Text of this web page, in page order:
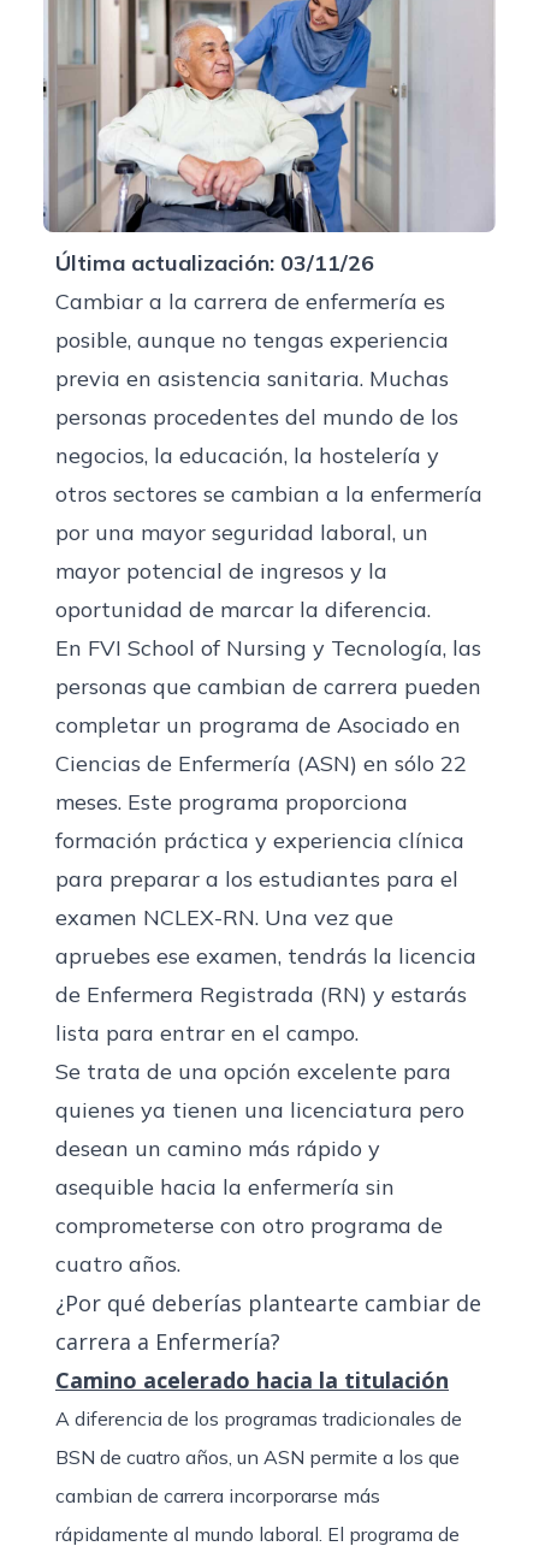
Última actualización: 03/11/26
Cambiar a la carrera de enfermería es
posible, aunque no tengas experiencia
previa en asistencia sanitaria. Muchas
personas procedentes del mundo de los
negocios, la educación, la hostelería y
otros sectores se cambian a la enfermería
por una mayor seguridad laboral, un
mayor potencial de ingresos y la
oportunidad de marcar la diferencia.
En FVI School of Nursing y Tecnología, las
personas que cambian de carrera pueden
completar un programa de Asociado en
Ciencias de Enfermería (ASN) en sólo 22
meses. Este programa proporciona
formación práctica y experiencia clínica
para preparar a los estudiantes para el
examen NCLEX-RN. Una vez que
apruebes ese examen, tendrás la licencia
de Enfermera Registrada (RN) y estarás
lista para entrar en el campo.
Se trata de una opción excelente para
quienes ya tienen una licenciatura pero
desean un camino más rápido y
asequible hacia la enfermería sin
comprometerse con otro programa de
cuatro años.
¿Por qué deberías plantearte cambiar de
carrera a Enfermería?
Camino acelerado hacia la titulación
A diferencia de los programas tradicionales de
BSN de cuatro años, un ASN permite a los que
cambian de carrera incorporarse más
rápidamente al mundo laboral. El programa de